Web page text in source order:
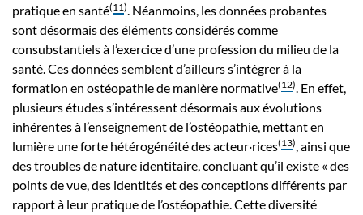
pratique en santé(11). Néanmoins, les données probantes
sont désormais des éléments considérés comme
consubstantiels à l’exercice d’une profession du milieu de la
santé. Ces données semblent d’ailleurs s’intégrer à la
formation en ostéopathie de manière normative(12). En effet,
plusieurs études s’intéressent désormais aux évolutions
inhérentes à l’enseignement de l’ostéopathie, mettant en
lumière une forte hétérogénéité des acteur·rices(13), ainsi que
des troubles de nature identitaire, concluant qu’il existe « des
points de vue, des identités et des conceptions différents par
rapport à leur pratique de l’ostéopathie. Cette diversité